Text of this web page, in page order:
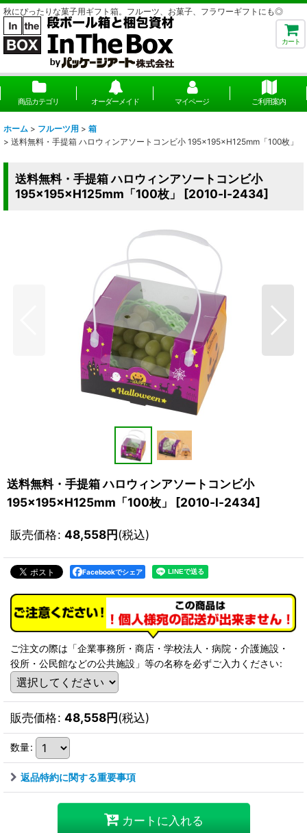
秋にぴったりな菓子用ギフト箱。フルーツ、お菓子、フラワーギフトにも◎
カート
商品カテゴリ オーダーメイド マイページ ご利用案内
ホーム > フルーツ用 > 箱
> 送料無料・手提箱 ハロウィンアソートコンビ小 195×195×H125mm「100枚」
送料無料・手提箱 ハロウィンアソートコンビ小
195×195×H125mm「100枚」
[2010-l-2434]
送料無料・手提箱 ハロウィンアソートコンビ小
195×195×H125mm「100枚」
[2010-l-2434]
販売価格: 48,558円(税込)
Facebookでシェア
ご注文の際は「企業事務所・商店・学校法人・病院・介護施設・
役所・公民館などの公共施設」等の名称を必ずご入力ください:
販売価格: 48,558円(税込)
数量:
返品特約に関する重要事項
カートに入れる